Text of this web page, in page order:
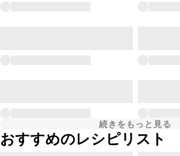
続きをもっと見る
おすすめのレシピリスト